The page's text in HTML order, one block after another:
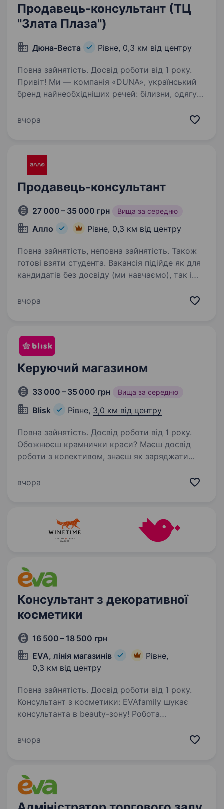
Продавець-консультант (ТЦ
"Злата Плаза")
Дюна-Веста Рівне, 0,3 км від центру
Повна зайнятість. Досвід роботи від 1 року.
Привіт! Ми — компанія «DUNA», український
бренд найнеобхідніших речей: білизни, одягу
панчішно-шкарпеткових виробів.
вчора
Продавець-консультант
27 000 – 35 000 грн Вища за середню
Алло Рівне, 0,3 км від центру
Повна зайнятість, неповна зайнятість. Також
готові взяти студента. Вакансія підійде як для
кандидатів без досвіду (ми навчаємо), так і
у такому випадку ви зможете швидше
вчора
Керуючий магазином
33 000 – 35 000 грн Вища за середню
Blisk Рівне, 3,0 км від центру
Повна зайнятість. Досвід роботи від 1 року.
Обожнюєш крамнички краси? Маєш досвід
роботи з колективом, знаєш як заряджати
час релаксу і все це на позитиві — тоді ти
вчора
Консультант з декоративної
косметики
16 500 – 18 500 грн
EVA, лінія магазинів
Рівне,
0,3 км від центру
Повна зайнятість. Досвід роботи від 1 року.
Консультант з косметики: EVAfamily шукає
консультанта в beauty-зону! Робота
(не за касою). Раді розглянути кандидатів: З
вчора